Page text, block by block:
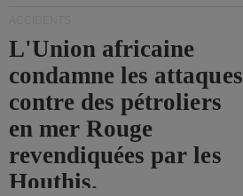
L'Union africaine
condamne les attaques
contre des pétroliers
en mer Rouge
revendiquées par les
Houthis.